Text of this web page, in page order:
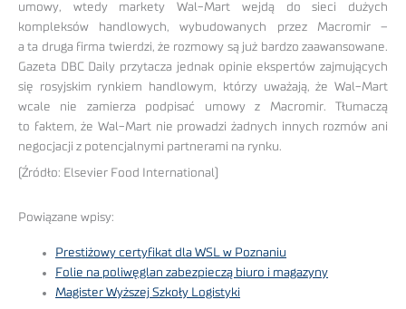
umowy, wtedy markety Wal-Mart wejdą do sieci dużych
kompleksów handlowych, wybudowanych przez Macromir –
a ta druga firma twierdzi, że rozmowy są już bardzo zaawansowane.
Gazeta DBC Daily przytacza jednak opinie ekspertów zajmujących
się rosyjskim rynkiem handlowym, którzy uważają, że Wal-Mart
wcale nie zamierza podpisać umowy z Macromir. Tłumaczą
to faktem, że Wal-Mart nie prowadzi żadnych innych rozmów ani
negocjacji z potencjalnymi partnerami na rynku.
(Źródło: Elsevier Food International)
Powiązane wpisy:
Prestiżowy certyfikat dla WSL w Poznaniu
Folie na poliwęglan zabezpieczą biuro i magazyny
Magister Wyższej Szkoły Logistyki